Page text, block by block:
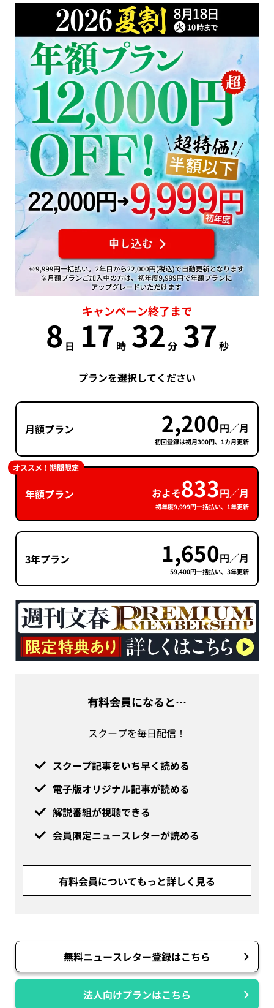
キャンペーン終了まで
8 日 17 時 32 分 36 秒
プランを選択してください
月額プラン 2,200円／月
初回登録は初月300円、1カ月更新
年額プラン およそ833円／月
初年度9,999円一括払い、1年更新
オススメ！期間限定
3年プラン 1,650円／月
59,400円一括払い、3年更新
有料会員になると…
スクープを毎日配信！
スクープ記事をいち早く読める
電子版オリジナル記事が読める
解説番組が視聴できる
会員限定ニュースレターが読める
有料会員についてもっと詳しく見る
無料ニュースレター登録はこちら
法人向けプランはこちら